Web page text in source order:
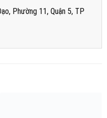
Phường 11, Quận 5, TP